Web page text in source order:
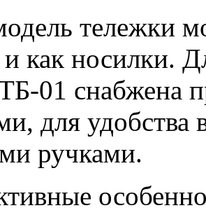
тележки
как носилки.
01 снабжена
для удобства
ручками.